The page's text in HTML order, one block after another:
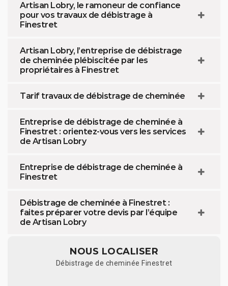
Artisan Lobry, le ramoneur de confiance
pour vos travaux de débistrage à
Finestret
Artisan Lobry, l’entreprise de débistrage
de cheminée plébiscitée par les
propriétaires à Finestret
Tarif travaux de débistrage de cheminée
Entreprise de débistrage de cheminée à
Finestret : orientez-vous vers les services
de Artisan Lobry
Entreprise de débistrage de cheminée à
Finestret
Débistrage de cheminée à Finestret :
faites préparer votre devis par l’équipe
de Artisan Lobry
NOUS LOCALISER
Débistrage de cheminée Finestret